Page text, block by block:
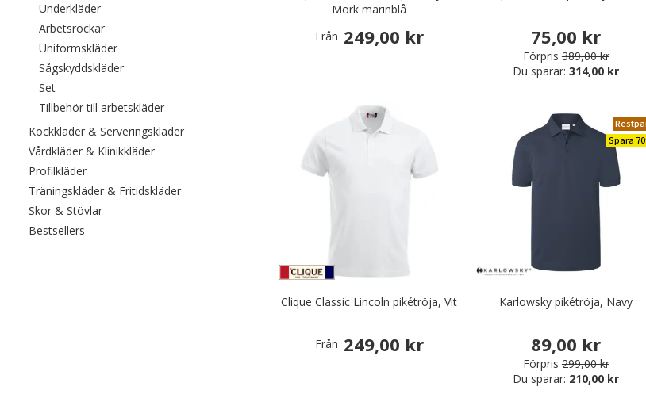
UnderkläderFiltrera efter category: Underkläder
ArbetsrockarFiltrera efter category: Arbetsrockar
UniformskläderFiltrera efter category: Uniformskläder
SågskyddskläderFiltrera efter category: Sågskyddskläder
SetFiltrera efter category: Set
Tillbehör till arbetskläderFiltrera efter category: Tillbehör till arbetskläder
Kockkläder & ServeringskläderFiltrera efter category: Kockkläder & Serveringskläder
Vårdkläder & KlinikkläderFiltrera efter category: Vårdkläder & Klinikkläder
ProfilkläderFiltrera efter category: Profilkläder
Träningskläder & FritidskläderFiltrera efter category: Träningskläder & Fritidskläder
Skor & StövlarFiltrera efter category: Skor & Stövlar
Bestsellers
Mörk marinblå
Från 249,00 kr 75,00 kr
Förpris 389,00 kr
Du sparar:314,00 kr
Clique Classic Lincoln pikétröja, Vit
Från 249,00 kr
Spara
Karlowsky pikétröja, Navy
89,00 kr
Förpris 299,00 kr
Du sparar: 210,00 kr